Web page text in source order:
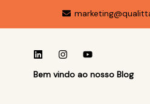
Bem vindo ao nosso Blog